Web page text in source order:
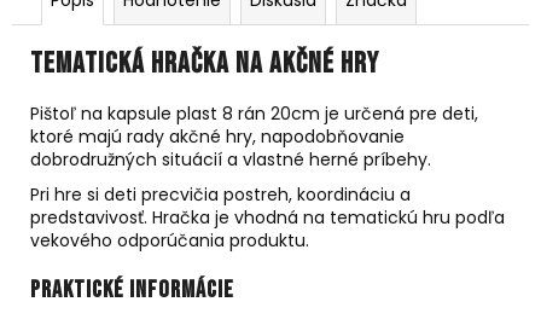
Tematická hračka na akčné hry
Pištoľ na kapsule plast 8 rán 20cm je určená pre deti,
ktoré majú rady akčné hry, napodobňovanie
dobrodružných situácií a vlastné herné príbehy.
Pri hre si deti precvičia postreh, koordináciu a
predstavivosť. Hračka je vhodná na tematickú hru podľa
vekového odporúčania produktu.
Praktické informácie